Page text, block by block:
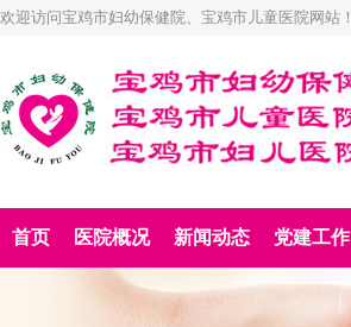
欢迎访问宝鸡市妇幼保健院、宝鸡市儿童医院网站！
首页 医院概况 新闻动态 党建工作